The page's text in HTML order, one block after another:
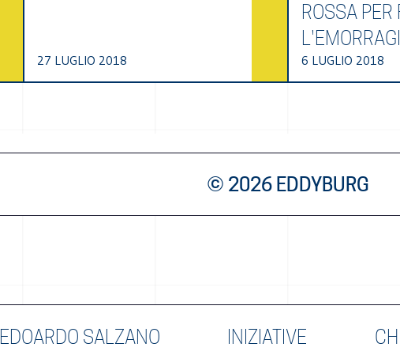
EDOARDO SALZANO INIZIATIVE
27 LUGLIO 2018
ROSSA PER
6 LUGLIO 2018
© 2026 EDDYBURG